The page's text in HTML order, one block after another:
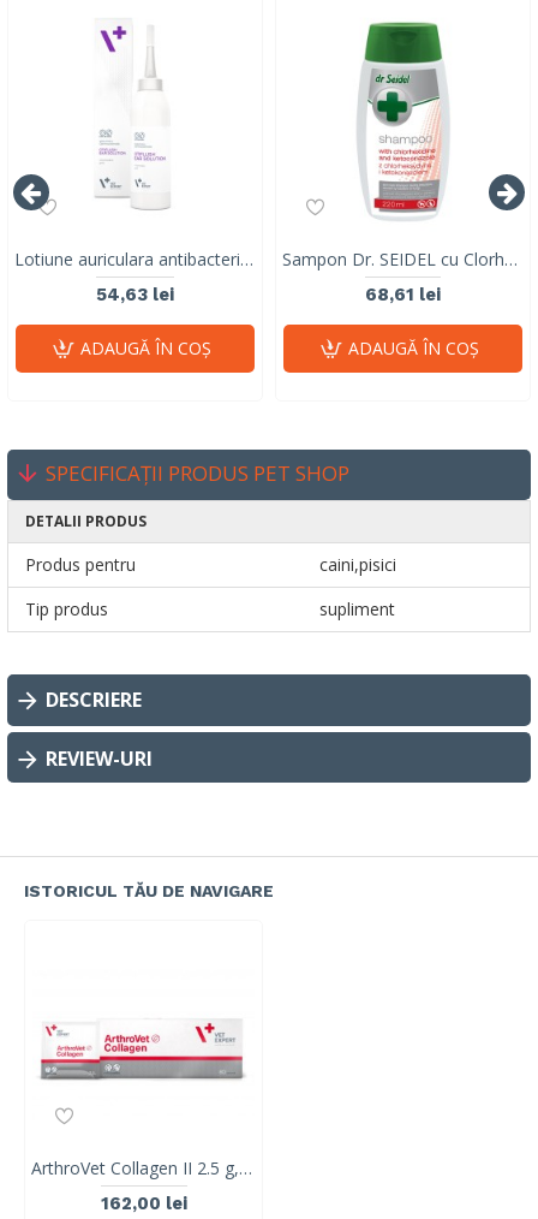
Lotiune auriculara antibacteriala si antiseptica, caini si pisici, Otiflush, Vet Expert, 125 ml
54,63 lei
ADAUGĂ ÎN COŞ
Sampon Dr. SEIDEL cu Clorhexidina si Ketoconazol, 220 ml
68,61 lei
ADAUGĂ ÎN COŞ
SPECIFICAȚII PRODUS PET SHOP
DETALII PRODUS
Produs pentru
caini,pisici
Tip produs
supliment
DESCRIERE
REVIEW-URI
ISTORICUL TĂU DE NAVIGARE
ArthroVet Collagen II 2.5 g, Vet Expert, 60 plicuri
162,00 lei